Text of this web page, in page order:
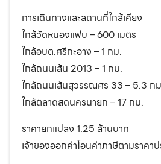
การเดินทางและสถานที่ใกล้เคียง
ใกล้วัดหนองแฟบ – 600 เมตร
ใกล้อบต.ศรีกะอาง – 1 กม.
ใกล้ถนนเส้น 2013 – 1 กม.
ใกล้ถนนเส้นสุวรรณศร 33 – 5.3 ก
ใกล้ตลาดสดนครนายก – 17 กม.
ราคายกแปลง 1.25 ล้านบาท
เจ้าของออกค่าโอนค่าภาษีตามราคาป